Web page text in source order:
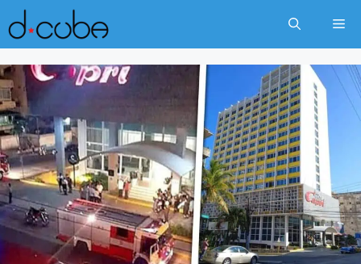
Skip
to
content